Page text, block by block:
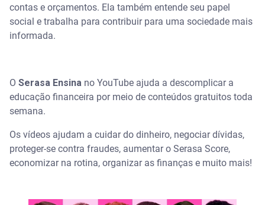
contas e orçamentos. Ela também entende seu papel
social e trabalha para contribuir para uma sociedade mais
informada.
O Serasa Ensina no YouTube ajuda a descomplicar a
educação financeira por meio de conteúdos gratuitos toda
semana.
Os vídeos ajudam a cuidar do dinheiro, negociar dívidas,
proteger-se contra fraudes, aumentar o Serasa Score,
economizar na rotina, organizar as finanças e muito mais!